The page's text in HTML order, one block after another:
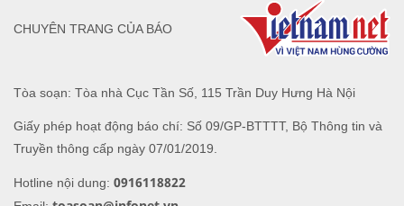
Tòa soạn: Tòa nhà Cục Tần Số, 115 Trần Duy Hưng Hà Nội
Giấy phép hoạt động báo chí: Số 09/GP-BTTTT, Bộ Thông tin và
Truyền thông cấp ngày 07/01/2019.
Hotline nội dung: 0916118822
CHUYÊN TRANG CỦA BÁO